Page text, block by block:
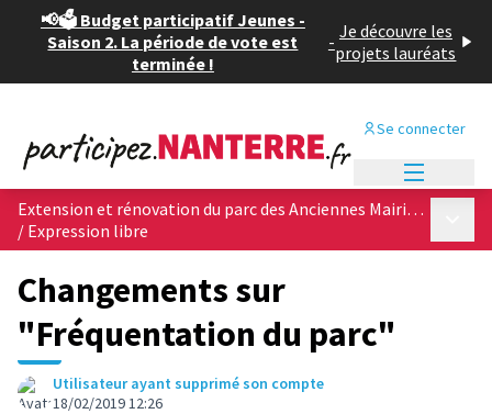
📢🗳️ Budget participatif Jeunes -
Saison 2. La période de vote est
terminée !
- Je découvre les
projets lauréats
Se connecter
Extension et rénovation du parc des Anciennes Mairies, &quot;poumon vert&quot; du centre ville
/ Expression libre
Changements sur
"Fréquentation du parc"
Utilisateur ayant supprimé son compte
18/02/2019 12:26